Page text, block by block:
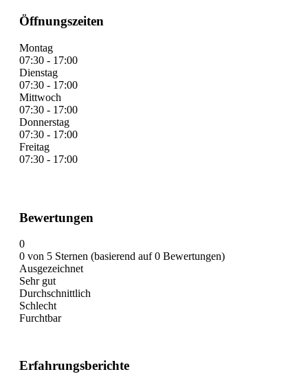
Öffnungszeiten
Montag
07:30 - 17:00
Dienstag
07:30 - 17:00
Mittwoch
07:30 - 17:00
Donnerstag
07:30 - 17:00
Freitag
07:30 - 17:00
Bewertungen
0
0 von 5 Sternen (basierend auf 0 Bewertungen)
Ausgezeichnet
Sehr gut
Durchschnittlich
Schlecht
Furchtbar
Erfahrungsberichte